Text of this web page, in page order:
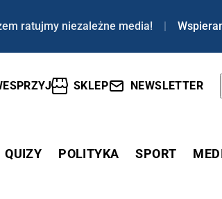
ratujmy niezależne media! |
SKLEP NEWSLETTER
QUIZY POLITYKA SPORT